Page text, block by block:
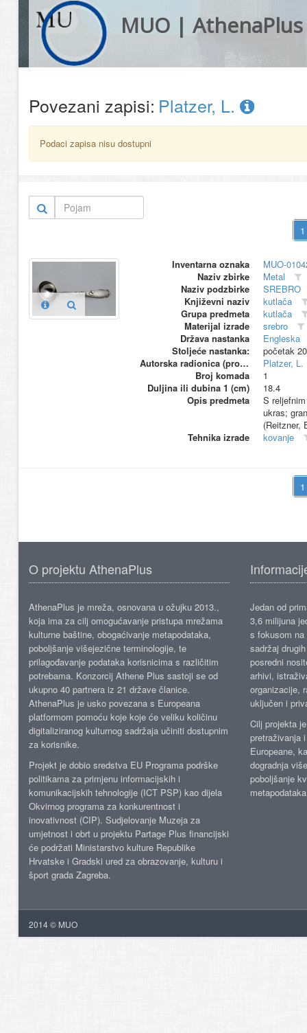
MUO | AthenaPlus
Povezani zapisi: Platzer, L.
Podaci zapisa nisu dostupni
Inventarna oznaka
MUO-
Naziv zbirke
Metal
Naziv podzbirke
SREBRO
Književni naziv
kutlača
Grupa predmeta
kutlača
Materijal izrade
srebro
Država nastanka
Engleska
Stoljeće nastanka:
početak 20
Autorska radionica (proizvođač)
Platzer, L.
Broj komada
1
Duljina ili dubina 1 (cm)
18.4
Opis predmeta
S
ukras;
(Reitzner,
Tehnika izrade
kovanje
O projektu AthenaPlus
AthenaPlus je mreža, osnovana u ožujku 2013.,
koja ima za cilj omogućavanje pristupa mrežama
kulturne baštine, obogaćivanje metapodataka,
poboljšanje višejezične terminologije, te
prilagođavanje podataka korisnicima s različitim
potrebama. Konzorcij Athene Plus sastoji se od
ukupno 40 partnera iz 21 države članice.
AthenaPlus je usko povezana s Europeana
platformom pomoću koje koje će veliku količinu
digitaliziranog kulturnog sadržaja učiniti dostupnim
za korisnike.
Projekt je dobio sredstva EU Programa podrške
politikama za primjenu informacijskih i
komunikacijskih tehnologije (ICT PSP) kao dijela
Okvirnog programa za konkurentnost i
inovativnost (CIP). Sudjelovanje Muzeja za
umjetnost i obrt u projektu Partage Plus financijski
će podržati Ministarstvo kulture Republike
Hrvatske i Gradski ured za obrazovanje, kulturu i
šport grada Zagreba.
Jedan od
3,6 milijuna
s fokusom
sadržaj
posredni
arhivi,
organizacije,
uključen i
Cilj projekta
pretraživanja
Europeane,
dogradnja
poboljšanje
2014 © MUO